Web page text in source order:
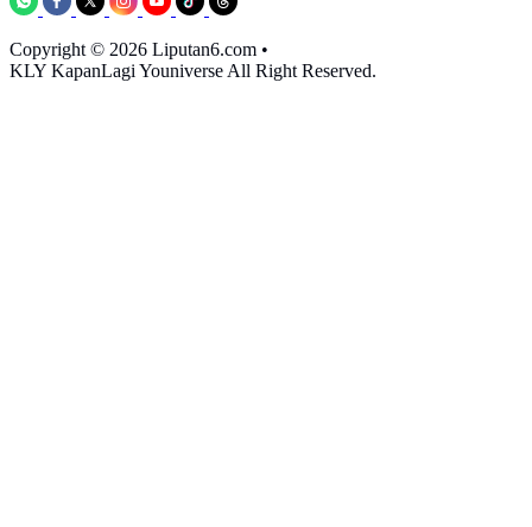
Copyright © 2026 Liputan6.com •
KLY KapanLagi Youniverse All Right Reserved.